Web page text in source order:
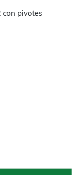
con pivotes